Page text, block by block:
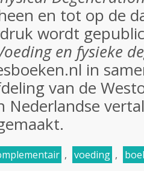
en tot op de
wordt
en fysieke
in
van de
Nederlandse
, voeding ,